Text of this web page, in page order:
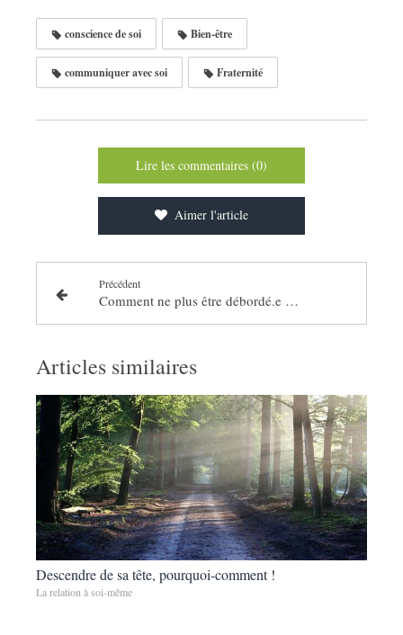
conscience de soi Bien-être
communiquer avec soi Fraternité
Lire les commentaires (0)
Aimer l'article
Précédent
Comment ne plus être débordé.e par les tâches quotidiennes !
Articles similaires
Descendre de sa tête, pourquoi-comment !
La relation à soi-même